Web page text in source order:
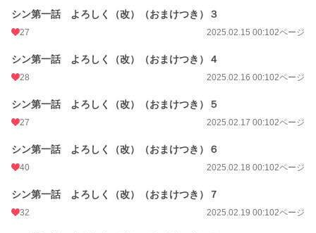
シン第一話 よろしく（改）（おまけつき）３
27 2025.02.15 00:102ページ
シン第一話 よろしく（改）（おまけつき）４
28 2025.02.16 00:102ページ
シン第一話 よろしく（改）（おまけつき）５
27 2025.02.17 00:102ページ
シン第一話 よろしく（改）（おまけつき）６
40 2025.02.18 00:102ページ
シン第一話 よろしく（改）（おまけつき）７
32 2025.02.19 00:102ページ